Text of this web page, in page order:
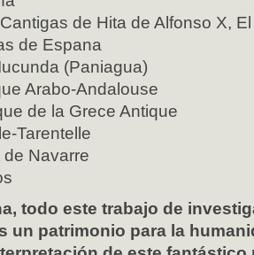
de Hita de Alfonso X,
de Espana
(Paniagua)
Arabo-Andalouse
de la Grece Antique
Tarentelle
Navarre
todo este trabajo de
un patrimonio para la